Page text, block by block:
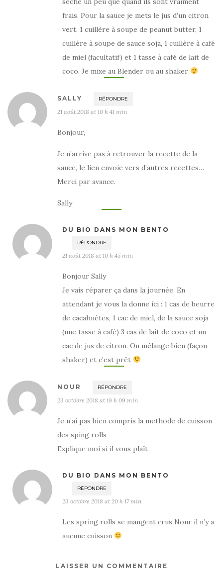
frais. Pour la sauce je mets le jus d’un citron
vert, 1 cuillère à soupe de peanut butter, 1
cuillère à soupe de sauce soja, 1 cuillère à café
de miel (facultatif) et 1 tasse à café de lait de
coco. Je mixe au Blender ou au shaker
SALLY RÉPONDRE
21 août 2018 at 10 h 41 min
Bonjour,
Je n’arrive pas à retrouver la recette de la
sauce, le lien envoie vers d’autres recettes…
Merci par avance.
Sally
DU BIO DANS MON BENTO
RÉPONDRE
21 août 2018 at 10 h 45 min
Bonjour Sally
Je vais réparer ça dans la journée. En
attendant je vous la donne ici : 1 cas de beurre
de cacahuètes, 1 cac de miel, de la sauce soja
(une tasse à café) 3 cas de lait de coco et un
cac de jus de citron. On mélange bien (façon
shaker) et c’est prêt
NOUR RÉPONDRE
23 octobre 2018 at 19 h 09 min
Je n’ai pas bien compris la methode de cuisson
des sping rolls
Explique moi si il vous plaît
DU BIO DANS MON BENTO
RÉPONDRE
23 octobre 2018 at 20 h 17 min
Les spring rolls se mangent crus Nour il n’y a
aucune cuisson
LAISSER UN COMMENTAIRE